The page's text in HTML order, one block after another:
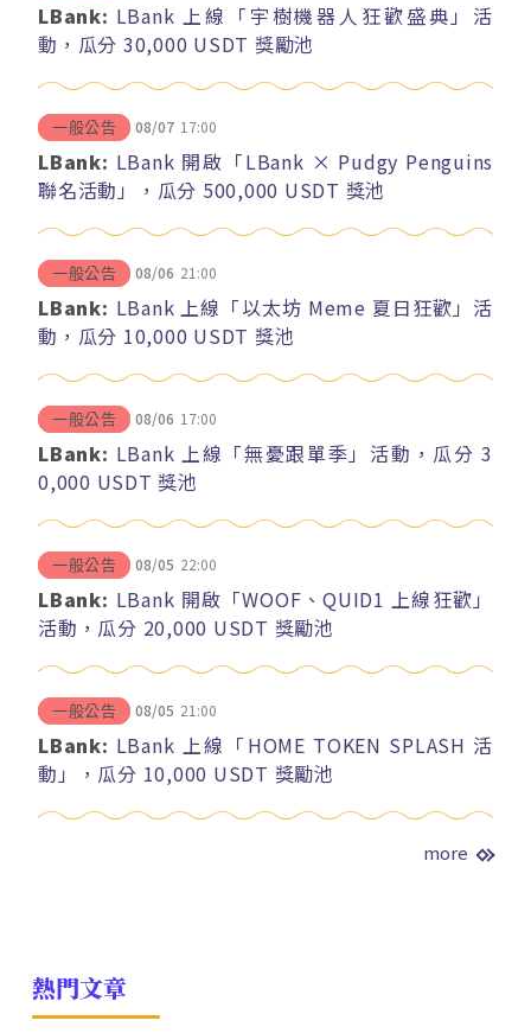
LBank: LBank 上線「宇樹機器人狂歡盛典」活
動，瓜分 30,000 USDT 獎勵池
一般公告 08/07 17:00
LBank: LBank 開啟「LBank × Pudgy Penguins
聯名活動」，瓜分 500,000 USDT 獎池
一般公告 08/06 21:00
LBank: LBank 上線「以太坊 Meme 夏日狂歡」活
動，瓜分 10,000 USDT 獎池
一般公告 08/06 17:00
LBank: LBank 上線「無憂跟單季」活動，瓜分 3
0,000 USDT 獎池
一般公告 08/05 22:00
LBank: LBank 開啟「WOOF、QUID1 上線狂歡」
活動，瓜分 20,000 USDT 獎勵池
一般公告 08/05 21:00
LBank: LBank 上線「HOME TOKEN SPLASH 活
動」，瓜分 10,000 USDT 獎勵池
more
熱門文章